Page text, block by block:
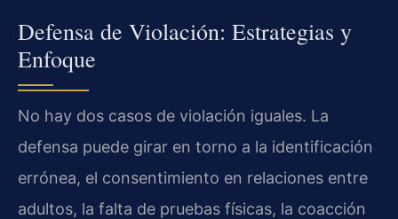
Defensa de Violación: Estrategias y
Enfoque
No hay dos casos de violación iguales. La
defensa puede girar en torno a la identificación
errónea, el consentimiento en relaciones entre
adultos, la falta de pruebas físicas, la coacción